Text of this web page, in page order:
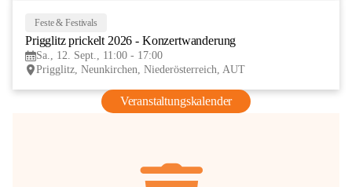
Feste & Festivals
Prigglitz prickelt 2026 - Konzertwanderung
Sa., 12. Sept., 11:00 - 17:00
Prigglitz, Neunkirchen, Niederösterreich, AUT
Veranstaltungskalender